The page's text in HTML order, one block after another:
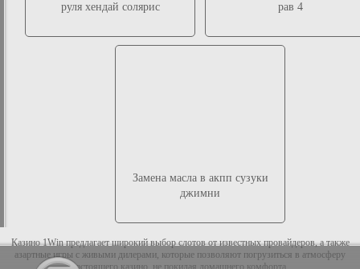
руля хендай солярис
рав 4
Замена масла в акпп сузуки
джимни
Казино 1Win предлагает широкий выбор слотов от известных провайдеров, а также
азартные игры с живыми дилерами, которые позволяют погрузиться в атмосферу